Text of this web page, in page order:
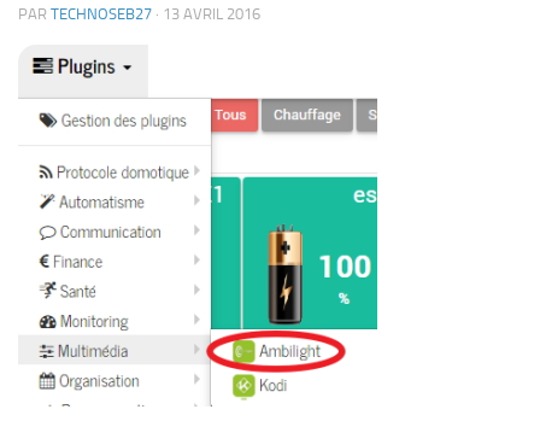
PAR TECHNOSEB27 · 13 AVRIL 2016